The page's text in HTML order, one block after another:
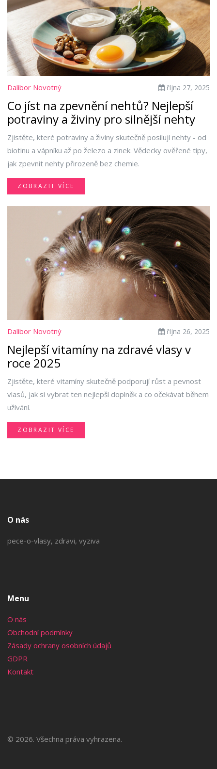
Dalibor Novotný října 27, 2025
Co jíst na zpevnění nehtů? Nejlepší
potraviny a živiny pro silnější nehty
Zjistěte, které potraviny a živiny skutečně posilují nehty - od
biotinu a vápníku až po železo a zinek. Vědecky ověřené tipy,
jak zpevnit nehty přirozeně bez chemie.
ZOBRAZIT VÍCE
Dalibor Novotný října 26, 2025
Nejlepší vitamíny na zdravé vlasy v
roce 2025
Zjistěte, které vitamíny skutečně podporují růst a pevnost
vlasů, jak si vybrat ten nejlepší doplněk a co očekávat během
užívání.
ZOBRAZIT VÍCE
O nás
pece-o-vlasy, zdravi, vyziva
Menu
O nás
Obchodní podmínky
Zásady ochrany osobních údajů
GDPR
Kontakt
© 2026. Všechna práva vyhrazena.